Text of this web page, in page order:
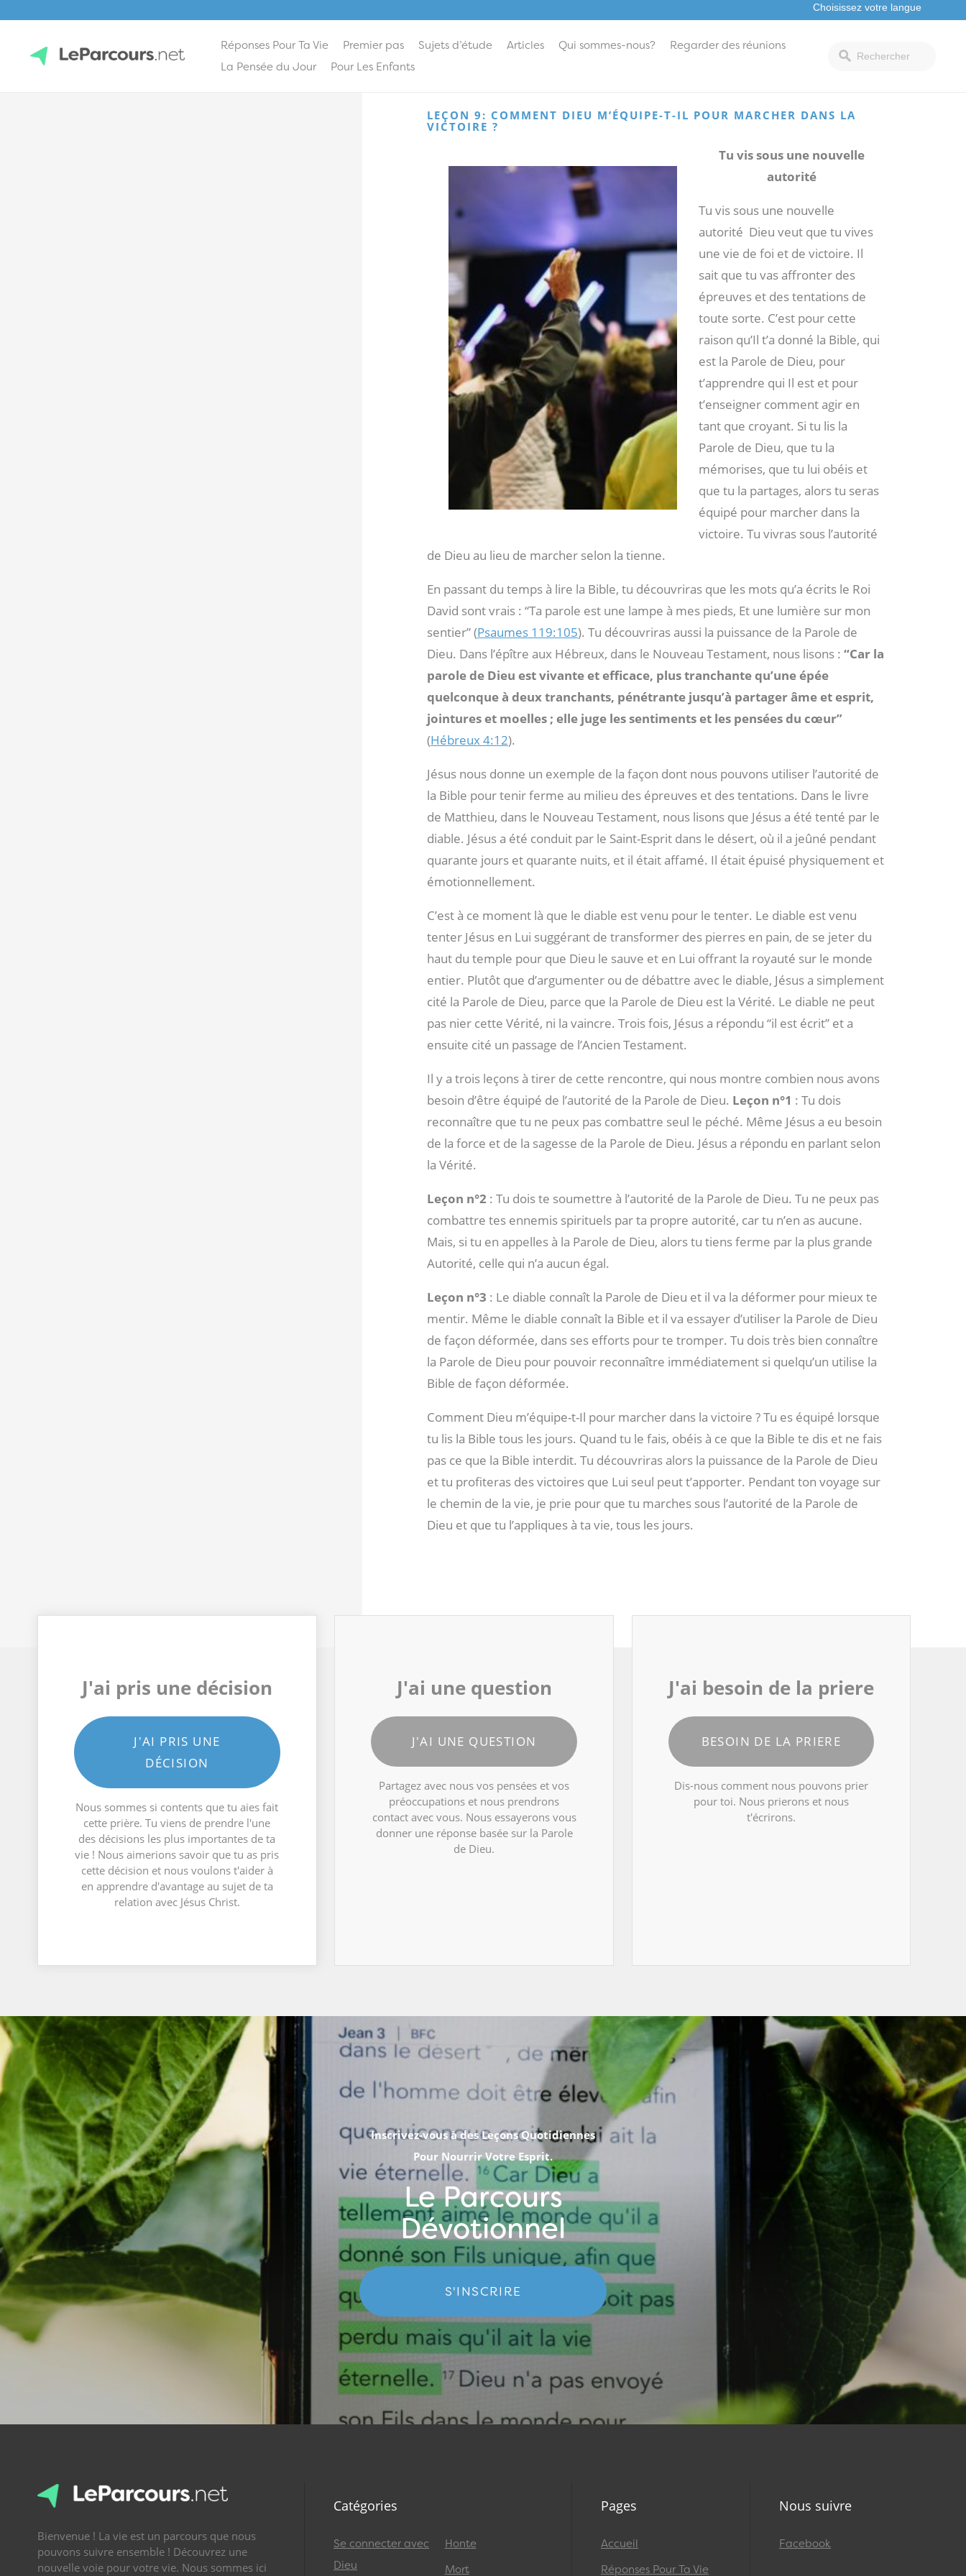
Réponses Pour Ta Vie Premier pas Sujets d’étude Articles Qui sommes-nous?
Regarder des réunions
La Pensée du Jour
Pour Les Enfants
LEÇON 9: COMMENT DIEU M’ÉQUIPE-T-IL POUR MARCHER DANS LA
VICTOIRE ?
Tu vis sous une nouvelle
autorité
Tu vis sous une nouvelle
autorité Dieu veut que tu vives
une vie de foi et de victoire. Il
sait que tu vas affronter des
épreuves et des tentations de
toute sorte. C’est pour cette
raison qu’Il t’a donné la Bible, qui
est la Parole de Dieu, pour
t’apprendre qui Il est et pour
t’enseigner comment agir en
tant que croyant. Si tu lis la
Parole de Dieu, que tu la
mémorises, que tu lui obéis et
que tu la partages, alors tu seras
équipé pour marcher dans la
victoire. Tu vivras sous l’autorité
de Dieu au lieu de marcher selon la tienne.
En passant du temps à lire la Bible, tu découvriras que les mots qu’a écrits le Roi
David sont vrais : “Ta parole est une lampe à mes pieds, Et une lumière sur mon
sentier” (Psaumes 119:105). Tu découvriras aussi la puissance de la Parole de
Dieu. Dans l’épître aux Hébreux, dans le Nouveau Testament, nous lisons : “Car la
parole de Dieu est vivante et efficace, plus tranchante qu’une épée
quelconque à deux tranchants, pénétrante jusqu’à partager âme et esprit,
jointures et moelles ; elle juge les sentiments et les pensées du cœur”
(Hébreux 4:12).
Jésus nous donne un exemple de la façon dont nous pouvons utiliser l’autorité de
la Bible pour tenir ferme au milieu des épreuves et des tentations. Dans le livre
de Matthieu, dans le Nouveau Testament, nous lisons que Jésus a été tenté par le
diable. Jésus a été conduit par le Saint-Esprit dans le désert, où il a jeûné pendant
quarante jours et quarante nuits, et il était affamé. Il était épuisé physiquement et
émotionnellement.
C’est à ce moment là que le diable est venu pour le tenter. Le diable est venu
tenter Jésus en Lui suggérant de transformer des pierres en pain, de se jeter du
haut du temple pour que Dieu le sauve et en Lui offrant la royauté sur le monde
entier. Plutôt que d’argumenter ou de débattre avec le diable, Jésus a simplement
cité la Parole de Dieu, parce que la Parole de Dieu est la Vérité. Le diable ne peut
pas nier cette Vérité, ni la vaincre. Trois fois, Jésus a répondu “il est écrit” et a
ensuite cité un passage de l’Ancien Testament.
Il y a trois leçons à tirer de cette rencontre, qui nous montre combien nous avons
besoin d’être équipé de l’autorité de la Parole de Dieu. Leçon n°1 : Tu dois
reconnaître que tu ne peux pas combattre seul le péché. Même Jésus a eu besoin
de la force et de la sagesse de la Parole de Dieu. Jésus a répondu en parlant selon
la Vérité.
Leçon n°2 : Tu dois te soumettre à l’autorité de la Parole de Dieu. Tu ne peux pas
combattre tes ennemis spirituels par ta propre autorité, car tu n’en as aucune.
Mais, si tu en appelles à la Parole de Dieu, alors tu tiens ferme par la plus grande
Autorité, celle qui n’a aucun égal.
Leçon n°3 : Le diable connaît la Parole de Dieu et il va la déformer pour mieux te
mentir. Même le diable connaît la Bible et il va essayer d’utiliser la Parole de Dieu
de façon déformée, dans ses efforts pour te tromper. Tu dois très bien connaître
la Parole de Dieu pour pouvoir reconnaître immédiatement si quelqu’un utilise la
Bible de façon déformée.
Comment Dieu m’équipe-t-Il pour marcher dans la victoire ? Tu es équipé lorsque
tu lis la Bible tous les jours. Quand tu le fais, obéis à ce que la Bible te dis et ne fais
pas ce que la Bible interdit. Tu découvriras alors la puissance de la Parole de Dieu
et tu profiteras des victoires que Lui seul peut t’apporter. Pendant ton voyage sur
le chemin de la vie, je prie pour que tu marches sous l’autorité de la Parole de
Dieu et que tu l’appliques à ta vie, tous les jours.
J'ai pris une décision
J'AI PRIS UNE
DÉCISION
Nous sommes si contents que tu aies fait
cette prière. Tu viens de prendre l'une
des décisions les plus importantes de ta
vie ! Nous aimerions savoir que tu as pris
cette décision et nous voulons t'aider à
en apprendre d'avantage au sujet de ta
relation avec Jésus Christ.
J'ai une question
J'AI UNE QUESTION
Partagez avec nous vos pensées et vos
préoccupations et nous prendrons
contact avec vous. Nous essayerons vous
donner une réponse basée sur la Parole
de Dieu.
J'ai besoin de la priere
BESOIN DE LA PRIERE
Dis-nous comment nous pouvons prier
pour toi. Nous prierons et nous
t'écrirons.
Inscrivez-vous à des Leçons Quotidiennes
Pour Nourrir Votre Esprit.
Le Parcours
Dévotionnel
S'INSCRIRE
Bienvenue ! La vie est un parcours que nous
pouvons suivre ensemble ! Découvrez une
nouvelle voie pour votre vie. Nous sommes ici
Catégories
Se connecter avec
Dieu
Honte
Mort
Pages
Accueil
Réponses Pour Ta Vie
Nous suivre
Facebook